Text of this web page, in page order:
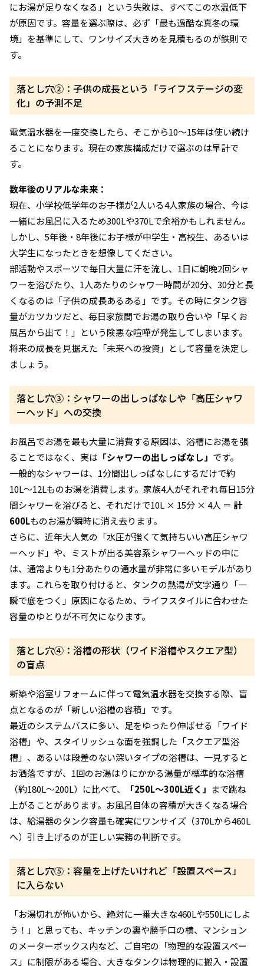
にお湯が足りなくなる」という失敗は、すべてこの水温低下
が原因です。容量を選ぶ際は、必ず「最も過酷な真冬の環
境」を基準にして、ワンサイズ大きめを見積もるのが鉄則で
す。
落とし穴②：子供の成長という「ライフステージの変
化」の予測不足
電気温水器を一度交換したら、そこから10〜15年は使い続け
ることになります。現在の家族構成だけで選ぶのは早計で
す。
数年後のリアルな未来：
現在、小学校低学年のお子様が2人いる4人家族の場合、今は
一緒にお風呂に入るため300Lや370Lで余裕かもしれません。
しかし、5年後・8年後にお子様が中学生・高校生、あるいは
大学生になったときを想像してください。
部活動やスポーツで毎日大量に汗を流し、1日に朝晩2回シャ
ワーを浴びたり、1人あたりのシャワー時間が20分、30分と長
くなるのは「子供の成長あるある」です。その時にタンク容
量がカツカツだと、毎日家族間でお湯の取り合いや「早くお
風呂から出て！」という険悪な喧嘩が発生してしまいます。
将来の成長を見据えた「未来への投資」として容量を決定し
ましょう。
落とし穴③：シャワーの出しっぱなしや「高圧シャワ
ーヘッド」への交換
お風呂でお湯を最も大量に消費する原因は、浴槽にお湯を張
ることではなく、実は 「シャワーの出しっぱなし」 です。
一般的なシャワーは、1分間出しっぱなしにするだけで約
10L〜12Lものお湯を消費します。家族4人がそれぞれ毎日15分
間シャワーを浴びると、それだけで10L × 15分 × 4人 ＝ 計
600Lものお湯が瞬時に消え去ります。
さらに、近年大人気の「水圧が強くて気持ちいい高圧シャワ
ーヘッド」や、ミストが出る美容系シャワーヘッドの中に
は、通常よりも1分あたりの通水量が非常に多いモデルがあり
ます。これらを取り付けると、タンクの熱湯が文字通り「一
瞬で底をつく」原因になるため、ライフスタイルに合わせた
容量のゆとりが不可欠になります。
落とし穴④：浴槽の形状（ワイド浴槽やスクエア型）
の盲点
新築や浴室リフォームに伴って電気温水器を交換する際、盲
点となるのが「新しい浴槽の容積」です。
最近のシステムバスに多い、足をゆったり伸ばせる「ワイド
浴槽」や、スタイリッシュな面を強調した「スクエア型浴
槽」、あるいは段差のない深いタイプの浴槽は、一見すると
お洒落ですが、1回のお湯はりにかかる湯量が標準的な浴槽
（約180L〜200L）に比べて、
「250L〜300L近く」 まで跳ね
上がることがあります。お風呂自体の容積が大きくなる場合
は、給湯器のタンク容量も確実にワンサイズ（370Lから460L
へ）引き上げるのが正しい実務の判断です。
落とし穴⑤：容量を上げたいけれど「設置スペース」
に入らない
「お湯切れが怖いから、絶対に一番大きな460Lや550Lにしよ
う！」と思っても、キッチンの裏や勝手口の横、マンション
のメーターボックス内など、ご自宅の「物理的な設置スペー
ス」に制限がある場合、大きなタンクは物理的に搬入・設置